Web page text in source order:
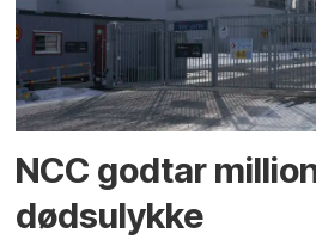
NCC godtar
dødsulykke